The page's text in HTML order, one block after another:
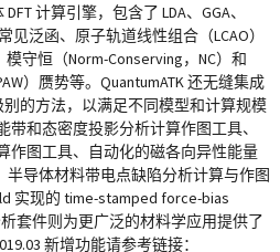
计算引擎，包含了 LDA、GGA、
见泛函、原子轨道线性组合（LCAO）
守恒（Norm-Conserving，NC）和
）赝势等。QuantumATK 还无缝集成
别的方法，以满足不同模型和计算规模
和态密度投影分析计算作图工具、
作图工具、自动化的磁各向异性能量
半导体材料带电点缺陷分析计算与作图
实现的 time-stamped force-bias
套件则为更广泛的材料学应用提供了
新增功能请参考链接：